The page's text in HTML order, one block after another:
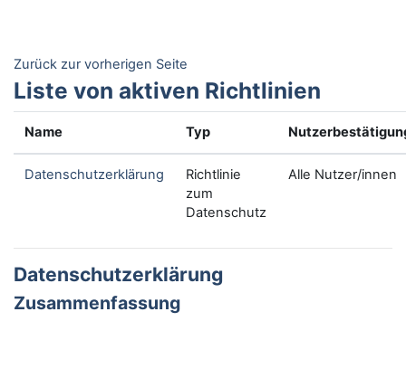
Zurück zur vorherigen Seite
Liste von aktiven Richtlinien
Name Typ
Datenschutzerklärung
Richtlinie
zum
Datenschutz
Alle Nutzer/innen
Datenschutzerklärung
Zusammenfassung